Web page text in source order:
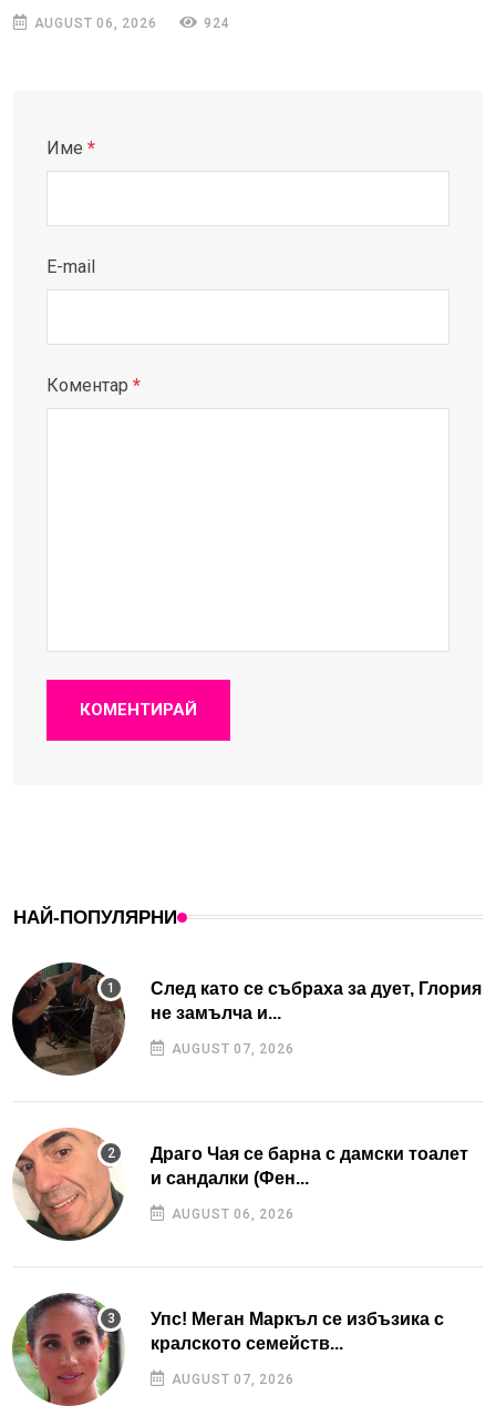
AUGUST 06, 2026 924
Име *
E-mail
Коментар *
КОМЕНТИРАЙ
НАЙ-ПОПУЛЯРНИ
След като се събраха за дует, Глория
не замълча и...
AUGUST 07, 2026
Драго Чая се барна с дамски тоалет
и сандалки (Фен...
AUGUST 06, 2026
Упс! Меган Маркъл се избъзика с
кралското семейств...
AUGUST 07, 2026